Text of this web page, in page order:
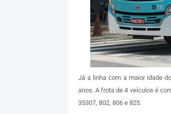
Já a linha com a maior idade
anos. A frota de 4 veículos é
35307, 802, 806 e 825.